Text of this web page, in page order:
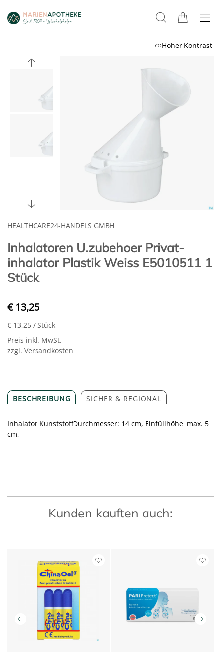
Hoher Kontrast
HEALTHCARE24-HANDELS GMBH
Inhalatoren U.zubehoer Privat-
inhalator Plastik Weiss E5010511 1
Stück
€ 13,25
€ 13,25 / Stück
Preis inkl. MwSt.
zzgl. Versandkosten
BESCHREIBUNG SICHER & REGIONAL
Inhalator KunststoffDurchmesser: 14 cm, Einfüllhöhe: max. 5
cm,
Kunden kauften auch: